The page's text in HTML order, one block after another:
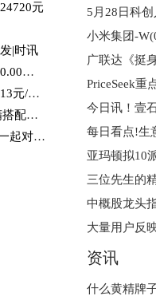
元
|时讯
6月1日生意社棉纱32S基准价为24700.00元/吨|热讯
生意社醋酸丁酯5月31日均差为-208.13元/吨 由负向扩大转为缩小
什么黄精牌子好？夏季吃旺复堂黄精搭配茶饮更佳，滋补便捷又省事
要闻：金智科技（002090.SZ）新增一起对外投资，被投资公司为湖州智创融合创业投资合伙企业（有限合伙）
亚玛顿拟10
三位先生的
中概股龙头
大量用户反
资讯